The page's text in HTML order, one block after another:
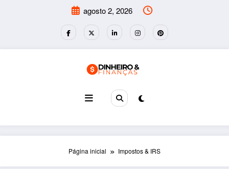
agosto 2, 2026
Página inicial Impostos & IRS